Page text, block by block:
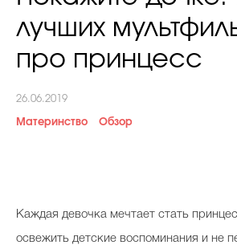
Вопрос эксперту
лучших
про принцесс
26.06.2019
Материнство Обзор
Каждая девочка мечтает стать
освежить детские воспоминания и не